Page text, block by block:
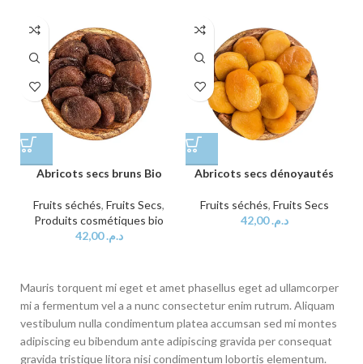
Abricots secs bruns Bio
Fruits séchés, Fruits Secs,
Produits cosmétiques bio
د.م.42,00
Abricots secs dénoyautés
Fruits séchés, Fruits Secs
د.م.42,00
Mauris torquent mi eget et amet phasellus eget ad ullamcorper
mi a fermentum vel a a nunc consectetur enim rutrum. Aliquam
vestibulum nulla condimentum platea accumsan sed mi montes
adipiscing eu bibendum ante adipiscing gravida per consequat
gravida tristique litora nisi condimentum lobortis elementum.